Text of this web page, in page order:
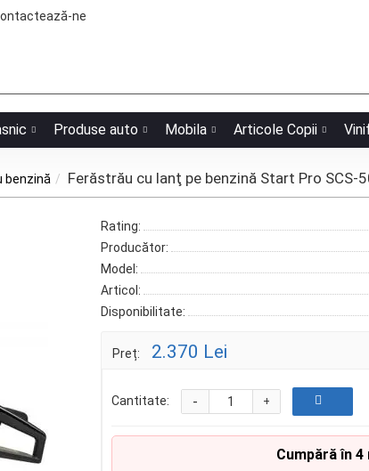
ne
Produse auto Mobila Articole Copii
benzină Ferăstrău cu lanţ pe benzină Start Pro SCS-
Rating:
Producător:
Model:
Articol:
Disponibilitate:
Preț: 2.370 Lei
Cantitate: +
-
Cumpără în